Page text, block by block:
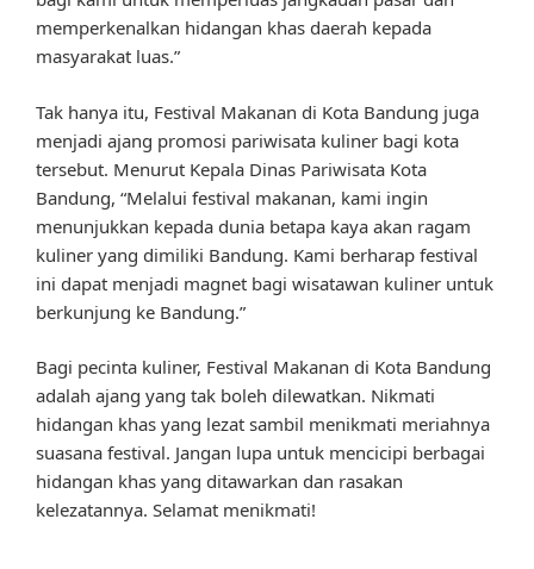
memperkenalkan hidangan khas daerah kepada
masyarakat luas.”
Tak hanya itu, Festival Makanan di Kota Bandung juga
menjadi ajang promosi pariwisata kuliner bagi kota
tersebut. Menurut Kepala Dinas Pariwisata Kota
Bandung, “Melalui festival makanan, kami ingin
menunjukkan kepada dunia betapa kaya akan ragam
kuliner yang dimiliki Bandung. Kami berharap festival
ini dapat menjadi magnet bagi wisatawan kuliner untuk
berkunjung ke Bandung.”
Bagi pecinta kuliner, Festival Makanan di Kota Bandung
adalah ajang yang tak boleh dilewatkan. Nikmati
hidangan khas yang lezat sambil menikmati meriahnya
suasana festival. Jangan lupa untuk mencicipi berbagai
hidangan khas yang ditawarkan dan rasakan
kelezatannya. Selamat menikmati!